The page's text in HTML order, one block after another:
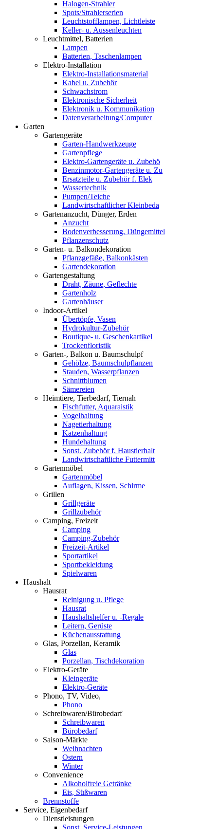
Halogen-Strahler
Spots/Strahlerserien
Leuchtstofflampen, Lichtleiste
Keller- u. Aussenleuchten
Leuchtmittel, Batterien
Lampen
Batterien, Taschenlampen
Elektro-Installation
Elektro-Installationsmaterial
Kabel u. Zubehör
Schwachstrom
Elektronische Sicherheit
Elektronik u. Kommunikation
Datenverarbeitung/Computer
Garten
Gartengeräte
Garten-Handwerkzeuge
Gartenpflege
Elektro-Gartengeräte u. Zubehö
Benzinmotor-Gartengeräte u. Zu
Ersatzteile u. Zubehör f. Elek
Wassertechnik
Pumpen/Teiche
Landwirtschaftlicher Kleinbeda
Gartenanzucht, Dünger, Erden
Anzucht
Bodenverbesserung, Düngemittel
Pflanzenschutz
Garten- u. Balkondekoration
Pflanzgefäße, Balkonkästen
Gartendekoration
Gartengestaltung
Draht, Zäune, Geflechte
Gartenholz
Gartenhäuser
Indoor-Artikel
Übertöpfe, Vasen
Hydrokultur-Zubehör
Boutique- u. Geschenkartikel
Trockenfloristik
Garten-, Balkon u. Baumschulpf
Gehölze, Baumschulpflanzen
Stauden, Wasserpflanzen
Schnittblumen
Sämereien
Heimtiere, Tierbedarf, Tiernah
Fischfutter, Aquaraistik
Vogelhaltung
Nagetierhaltung
Katzenhaltung
Hundehaltung
Sonst. Zubehör f. Haustierhalt
Landwirtschaftliche Futtermitt
Gartenmöbel
Gartenmöbel
Auflagen, Kissen, Schirme
Grillen
Grillgeräte
Grillzubehör
Camping, Freizeit
Camping
Camping-Zubehör
Freizeit-Artikel
Sportartikel
Sportbekleidung
Spielwaren
Haushalt
Hausrat
Reinigung u. Pflege
Hausrat
Haushaltshelfer u. -Regale
Leitern, Gerüste
Küchenausstattung
Glas, Porzellan, Keramik
Glas
Porzellan, Tischdekoration
Elektro-Geräte
Kleingeräte
Elektro-Geräte
Phono, TV, Video,
Phono
Schreibwaren/Bürobedarf
Schreibwaren
Bürobedarf
Saison-Märkte
Weihnachten
Ostern
Winter
Convenience
Alkoholfreie Getränke
Eis, Süßwaren
Brennstoffe
Service, Eigenbedarf
Dienstleistungen
Sonst. Service-Leistungen